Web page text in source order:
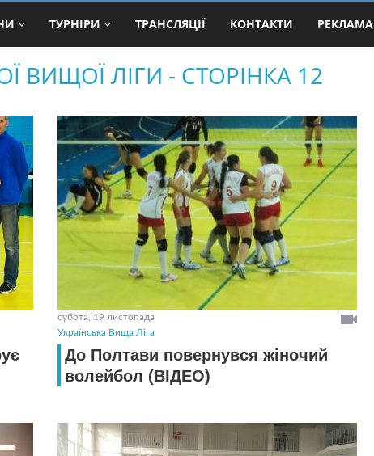
ТУРНІРИ ТРАНСЛЯЦІЇ КОНТАКТИ РЕКЛАМА
ВИЩОЇ ЛІГИ - СТОРІНКА 12
субота, 19 листопада
Українська Вища Ліга
До Полтави повернувся жіночий
волейбол (ВIДЕО)